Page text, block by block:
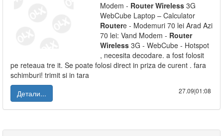
Modem - Router Wireless 3G
WebCube Laptop – Calculator
Routere - Modemuri 70 lei Arad Azi
70 lei: Vand Modem - Router
Wireless 3G - WebCube - Hotspot
, necesita decodare. a fost folosit
pe reteaua tre it. Se poate folosi direct in priza de curent . fara
schimburi! trimit si in tara
Детали...
27.09|01:08